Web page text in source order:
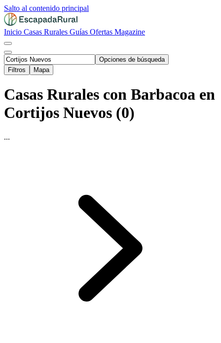
Salto al contenido principal
Inicio Casas Rurales Guías Ofertas Magazine
Opciones de búsqueda
Filtros
Mapa
Casas Rurales con Barbacoa en
Cortijos Nuevos (0)
...